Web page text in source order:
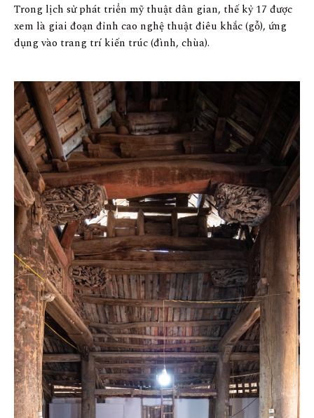
Trong lịch sử phát triển mỹ thuật dân gian, thế kỷ 17 được
xem là giai đoạn đỉnh cao nghệ thuật điêu khắc (gỗ), ứng
dụng vào trang trí kiến trúc (đình, chùa).